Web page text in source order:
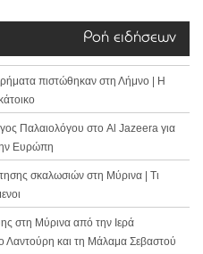
Ροή ειδήσεων
πιστώθηκαν στη Λήμνο | Η
Παλαιολόγου στο Al Jazeera για
Ευρώπη
σκαλωσιών στη Μύρινα | Τι
στη Μύρινα από την Ιερά
και τη Μάλαμα Σεβαστού